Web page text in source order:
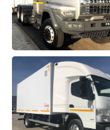
Нажимая кнопку, Вы даёте
персональных